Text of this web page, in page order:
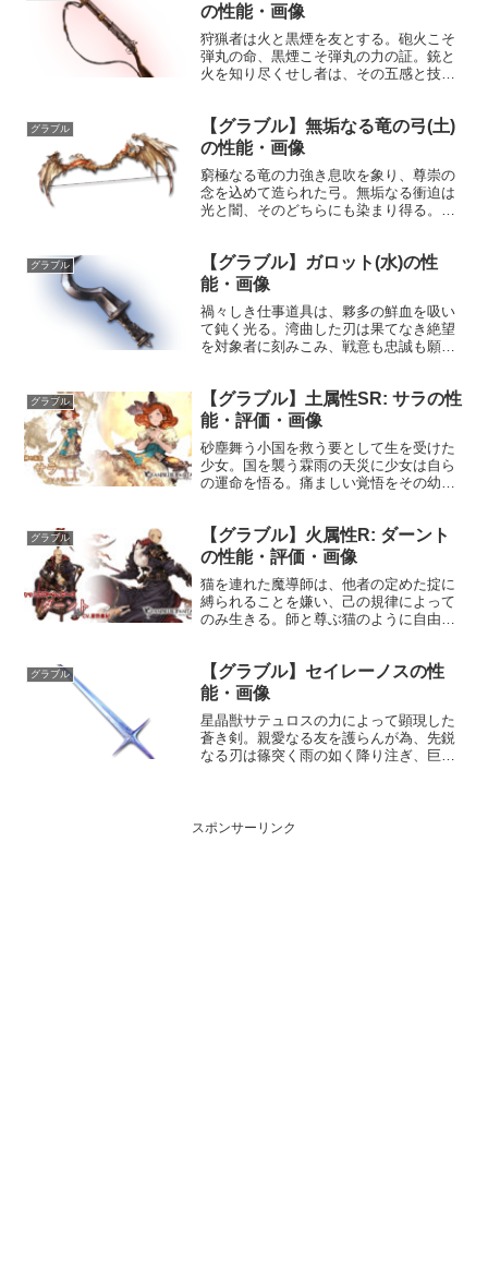
の性能・画像
狩猟者は火と黒煙を友とする。砲火こそ
弾丸の命、黒煙こそ弾丸の力の証。銃と
火を知り尽くせし者は、その五感と技を
MAXLv2003030150奥義エテルネル・ル
トゥール敵に火属性...
グラブル
【グラブル】無垢なる竜の弓(土)
の性能・画像
窮極なる竜の力強き息吹を象り、尊崇の
念を込めて造られた弓。無垢なる衝迫は
光と闇、そのどちらにも染まり得る。万
武器種解放段階土弓HP攻撃力
MAXLv2062608100奥...
グラブル
【グラブル】ガロット(水)の性
能・画像
禍々しき仕事道具は、夥多の鮮血を吸い
て鈍く光る。湾曲した刃は果てなき絶望
を対象者に刻みこみ、戦意も忠誠も願望
鬼気森然敵に水属性5.5倍ダメージ〔減衰
値1,...
グラブル
【グラブル】土属性SR: サラの性
能・評価・画像
砂塵舞う小国を救う要として生を受けた
少女。国を襲う霖雨の天災に少女は自ら
の運命を悟る。痛ましい覚悟をその幼い
132cm種族：ヒューマン趣味：読書（特
に絵本）、ルリアと出...
グラブル
【グラブル】火属性R: ダーント
の性能・評価・画像
猫を連れた魔導師は、他者の定めた掟に
縛られることを嫌い、己の規律によって
のみ生きる。師と尊ぶ猫のように自由な
へと飛び立つ。プロフィール年齢：38歳
身長：187cm種族：...
グラブル
【グラブル】セイレーノスの性
能・画像
星晶獣サテュロスの力によって顕現した
蒼き剣。親愛なる友を護らんが為、先鋭
なる刃は篠突く雨の如く降り注ぎ、巨悪
ジ〔減...
スポンサーリンク